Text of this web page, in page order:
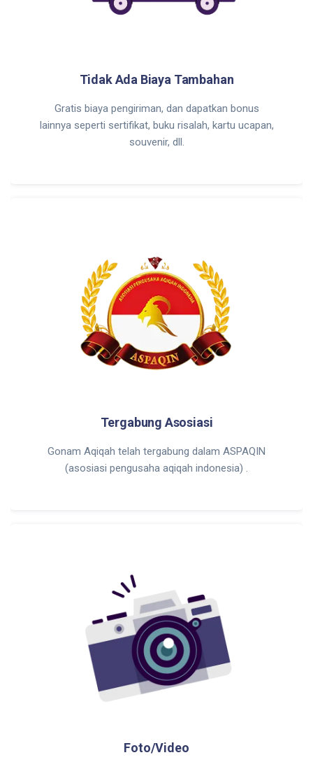
Tidak Ada Biaya Tambahan
Gratis biaya pengiriman, dan dapatkan bonus
lainnya seperti sertifikat, buku risalah, kartu ucapan,
souvenir, dll.
Tergabung Asosiasi
Gonam Aqiqah telah tergabung dalam ASPAQIN
(asosiasi pengusaha aqiqah indonesia) .
Foto/Video